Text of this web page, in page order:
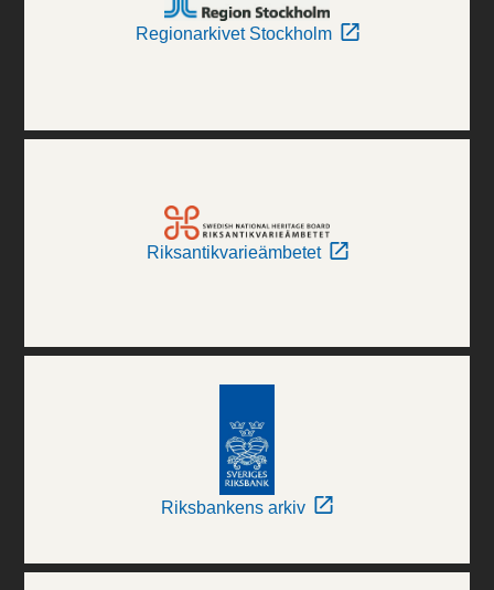
Regionarkivet Stockholm
Riksantikvarieämbetet
Riksbankens arkiv